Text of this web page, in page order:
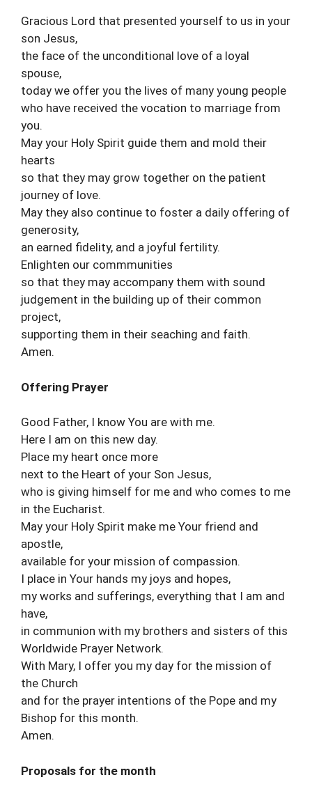
Gracious Lord that presented yourself to us in your
son Jesus,
the face of the unconditional love of a loyal
spouse,
today we offer you the lives of many young people
who have received the vocation to marriage from
you.
May your Holy Spirit guide them and mold their
hearts
so that they may grow together on the patient
journey of love.
May they also continue to foster a daily offering of
generosity,
an earned fidelity, and a joyful fertility.
Enlighten our commmunities
so that they may accompany them with sound
judgement in the building up of their common
project,
supporting them in their seaching and faith.
Amen.
Offering Prayer
Good Father, I know You are with me.
Here I am on this new day.
Place my heart once more
next to the Heart of your Son Jesus,
who is giving himself for me and who comes to me
in the Eucharist.
May your Holy Spirit make me Your friend and
apostle,
available for your mission of compassion.
I place in Your hands my joys and hopes,
my works and sufferings, everything that I am and
have,
in communion with my brothers and sisters of this
Worldwide Prayer Network.
With Mary, I offer you my day for the mission of
the Church
and for the prayer intentions of the Pope and my
Bishop for this month.
Amen.
Proposals for the month